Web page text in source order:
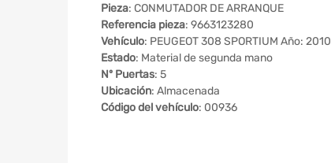
Pieza: CONMUTADOR DE ARRANQUE
Referencia pieza: 9663123280
Vehículo: PEUGEOT 308 SPORTIUM Año: 2010
Estado: Material de segunda mano
Nº Puertas: 5
Ubicación: Almacenada
Código del vehículo: 00936